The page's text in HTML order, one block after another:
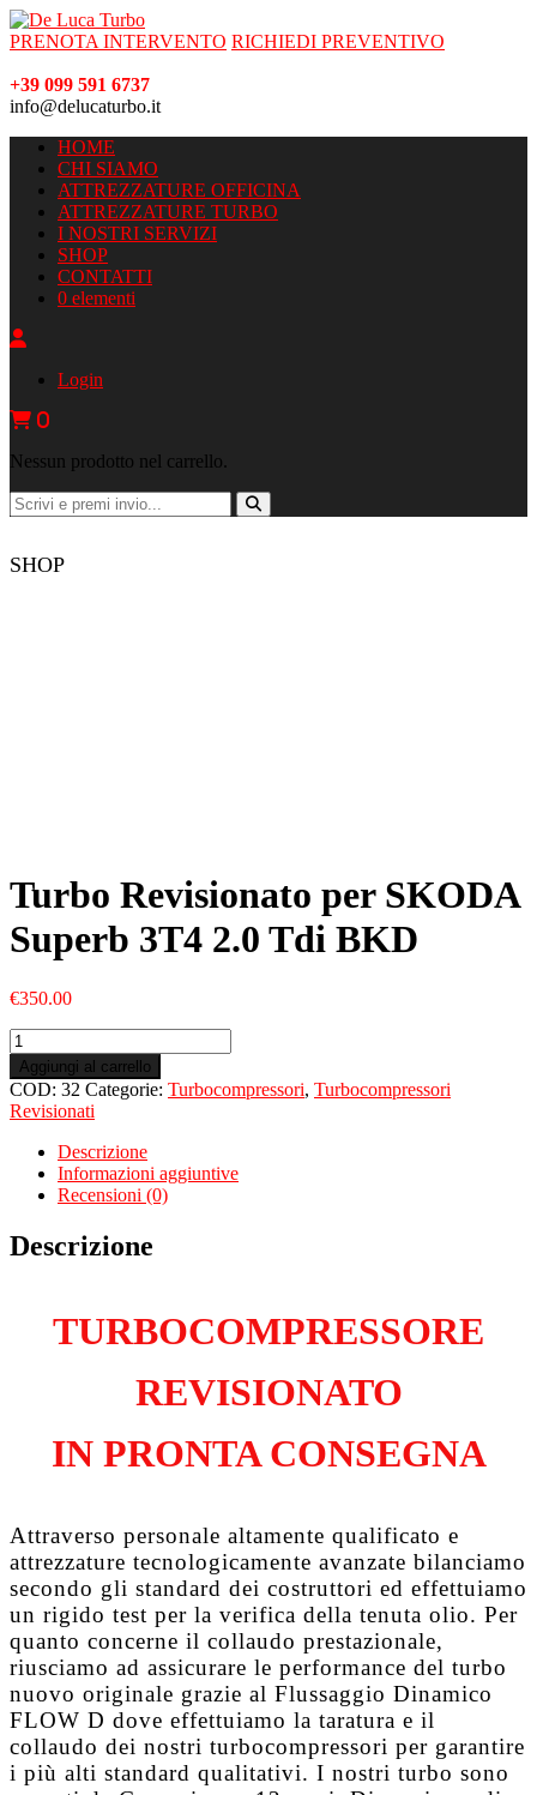
PRENOTA INTERVENTO RICHIEDI PREVENTIVO
+39 099 591 6737
info@delucaturbo.it
HOME
CHI SIAMO
ATTREZZATURE OFFICINA
ATTREZZATURE TURBO
I NOSTRI SERVIZI
SHOP
CONTATTI
0 elementi
Login
0
Nessun prodotto nel carrello.
SHOP
Turbo Revisionato per SKODA
Superb 3T4 2.0 Tdi BKD
€350.00
Turbo
Revisionato
per
SKODA
Superb
3T4
quantità
Aggiungi al carrello
COD: 32 Categorie: Turbocompressori, Turbocompressori
Revisionati
Descrizione
Informazioni aggiuntive
Recensioni (0)
Descrizione
TURBOCOMPRESSORE
REVISIONATO
IN PRONTA CONSEGNA
Attraverso personale altamente qualificato e
attrezzature tecnologicamente avanzate bilanciamo
secondo gli standard dei costruttori ed effettuiamo
un rigido test per la verifica della tenuta olio. Per
quanto concerne il collaudo prestazionale,
riusciamo ad assicurare le performance del turbo
nuovo originale grazie al Flussaggio Dinamico
FLOW D dove effettuiamo la taratura e il
collaudo dei nostri turbocompressori per garantire
i più alti standard qualitativi. I nostri turbo sono